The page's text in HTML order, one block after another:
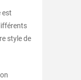
est
style de